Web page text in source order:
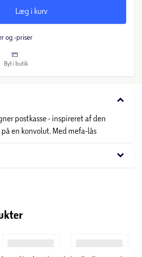
Læg i kurv
og -priser
Byt i butik
keyboard_arrow_down
postkasse - inspireret af den
en konvolut. Med mefa-lås
keyboard_arrow_down